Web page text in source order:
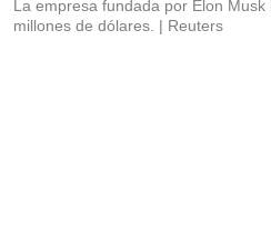
La empresa fundada por Elon
millones de dólares.
Reuters